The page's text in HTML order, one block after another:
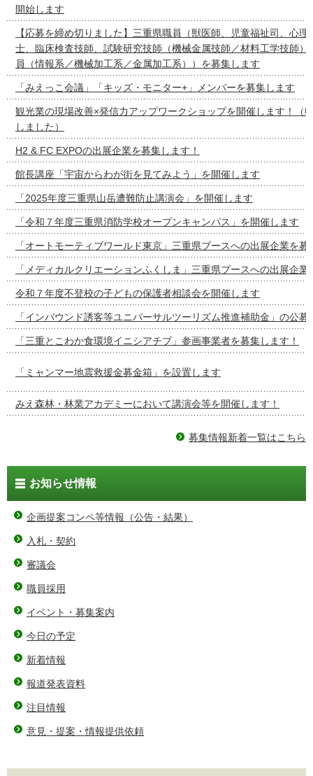
開始します
【応募を締め切りました】三重県職員（獣医師、児童福祉司、心理
士、臨床検査技師、試験研究技師（機械金属技師／材料工学技師）
員（情報系／機械加工系／金属加工系））を募集します
「みえっこ会議」「キッズ・モニター+」メンバーを募集します
観光業の現場改善×発信力アップワークショップを開催します！（
しました）
H2 & FC EXPOの出展企業を募集します！
館長講座「宇宙からわが街を見てみよう」を開催します
「2025年度三重県山岳遭難防止講演会」を開催します
「令和７年度三重県消防学校オープンキャンパス」を開催します
「オートモーティブワールド東京」三重県ブースへの出展企業を募
「メディカルクリエーションふくしま」三重県ブースへの出展企業
令和７年度不登校の子どもの保護者相談会を開催します
「インバウンド誘客等ユニバーサルツーリズム推進補助金」の公募
「三重とこわか食環境イニシアチブ」参画事業者を募集します！
「ミャンマー地震救援金募金箱」を設置します
みえ森林・林業アカデミーにおいて講演会等を開催します！
募集情報新着一覧はこちら
お知らせ情報
企画提案コンペ等情報（公告・結果）
入札・契約
審議会
職員採用
イベント・募集案内
今日の予定
新着情報
報道発表資料
注目情報
意見・提案・情報提供依頼